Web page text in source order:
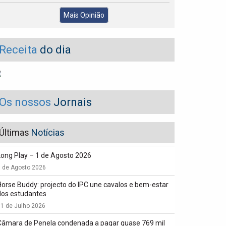
Mais Opinião
do dia
nossos Jornais
Notícias
Play – 1 de Agosto 2026
de Agosto 2026
Buddy: projecto do IPC une cavalos e bem-estar
estudantes
de Julho 2026
de Penela condenada a pagar quase 769 mil